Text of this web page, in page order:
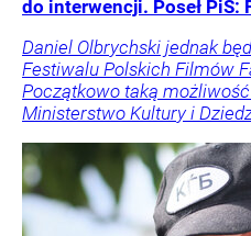
do interwencji. Poseł PiS:
Daniel Olbrychski jednak
Festiwalu Polskich Filmów
Początkowo taką
Ministerstwo Kultury i